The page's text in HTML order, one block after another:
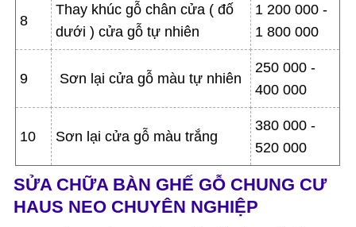
8
Thay khúc gỗ chân cửa ( đố
dưới ) cửa gỗ tự nhiên
1 200 000 -
1 800 000
9 Sơn lại cửa gỗ màu tự nhiên
250 000 -
400 000
10 Sơn lại cửa gỗ màu trắng
380 000 -
520 000
SỬA CHỮA BÀN GHẾ GỖ CHUNG CƯ
HAUS NEO CHUYÊN NGHIỆP